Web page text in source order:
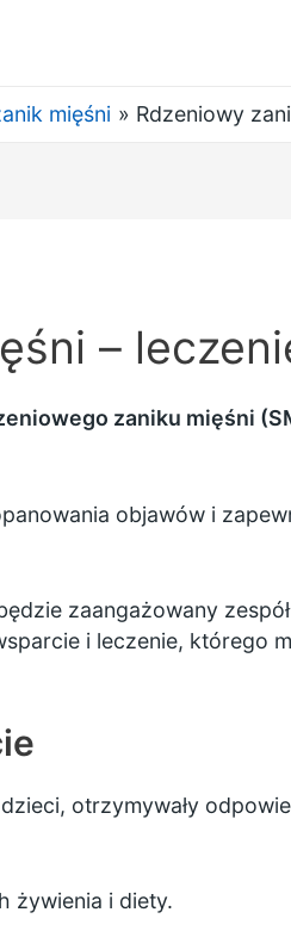
mięśni Rdzeniowy
–
zaniku mięśni
objawów i
zaangażowany
i leczenie, którego
otrzymywały
żywienia i diety.